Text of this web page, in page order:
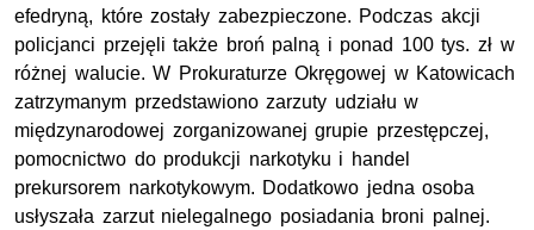
efedryną, które zostały zabezpieczone. Podczas akcji
policjanci przejęli także broń palną i ponad 100 tys. zł w
różnej walucie. W Prokuraturze Okręgowej w Katowicach
zatrzymanym przedstawiono zarzuty udziału w
międzynarodowej zorganizowanej grupie przestępczej,
pomocnictwo do produkcji narkotyku i handel
prekursorem narkotykowym. Dodatkowo jedna osoba
usłyszała zarzut nielegalnego posiadania broni palnej.